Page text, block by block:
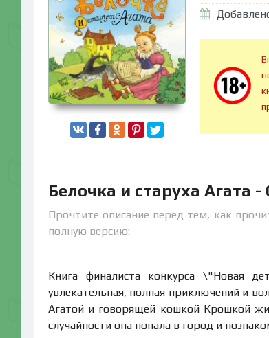
Белочка и старуха Агата
Прочтите описание перед тем, как
полную версию:
Книга финалиста конкурса \"Новая
увлекательная, полная приключений и
Агатой и говорящей кошкой Крошкой
случайности она попала в город и